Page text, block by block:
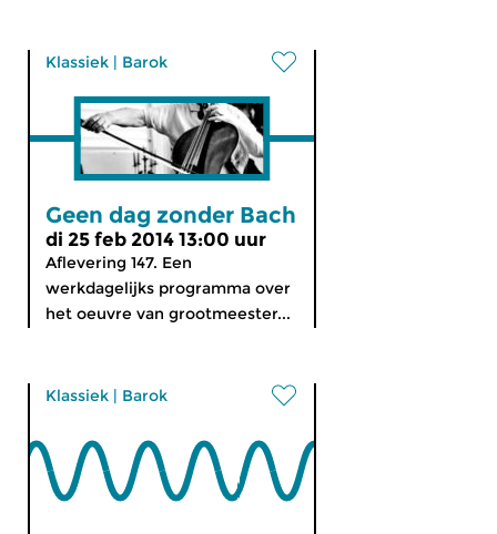
Klassiek | Barok
Geen dag zonder Bach
di 25 feb 2014 13:00 uur
Aflevering 147. Een
werkdagelijks programma over
het oeuvre van grootmeester...
Klassiek | Barok